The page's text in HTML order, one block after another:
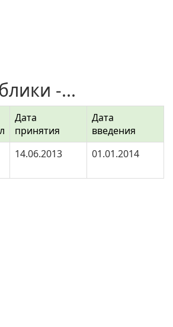
-...
Дата
принятия
Дата
введения
14.06.2013 01.01.2014